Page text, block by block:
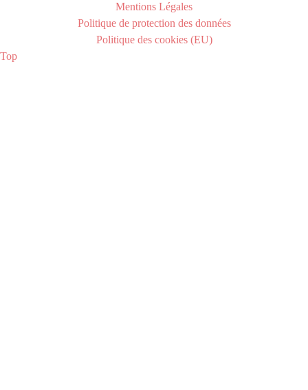
Mentions Légales
Politique de protection des données
Politique des cookies (EU)
Top